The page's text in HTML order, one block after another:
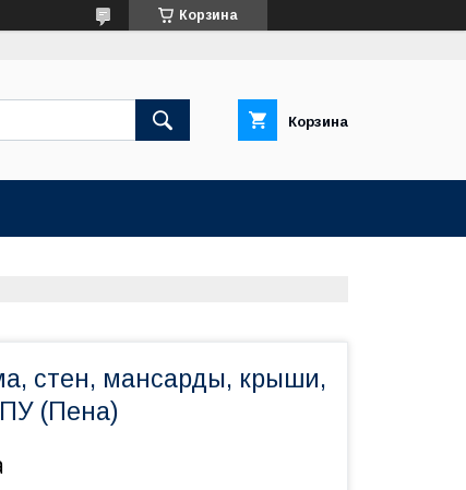
Корзина
Корзина
стен, мансарды, крыши,
(Пена)